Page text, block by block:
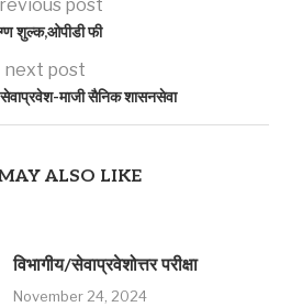
post
शुल्क,ओपीडी फी
next post
माजी सैनिक शासनसेवा
ALSO LIKE
विभागीय/सेवाप्रवेशोत्तर परीक्षा
November 24, 2024